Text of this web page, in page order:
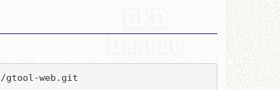
gtool-web.git